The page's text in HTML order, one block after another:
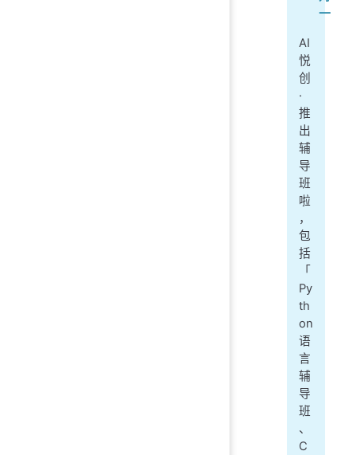
一
AI
悦
创
·
推
出
辅
导
班
啦
，
包
括
「
Py
th
on
语
言
辅
导
班
、
C